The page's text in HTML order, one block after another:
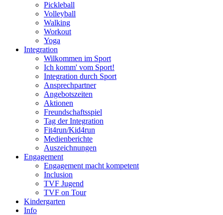
Pickleball
Volleyball
Walking
Workout
Yoga
Integration
Wilkommen im Sport
Ich komm' vom Sport!
Integration durch Sport
Ansprechpartner
Angebotszeiten
Aktionen
Freundschaftsspiel
Tag der Integration
Fit4run/Kid4run
Medienberichte
Auszeichnungen
Engagement
Engagement macht kompetent
Inclusion
TVF Jugend
TVF on Tour
Kindergarten
Info